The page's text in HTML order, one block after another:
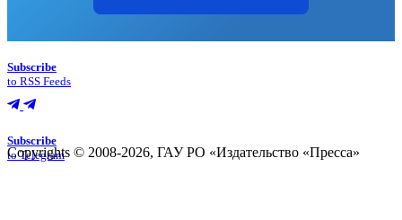
Subscribe
to RSS Feeds
Subscribe
to Telegram
Copyrights © 2008-2026, ГАУ РО «Издательство «Пресса»